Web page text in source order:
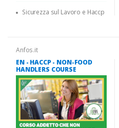
Sicurezza sul Lavoro e Haccp
Anfos.it
EN - HACCP - NON-FOOD
HANDLERS COURSE